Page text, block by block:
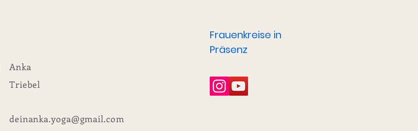
Anka
Triebel
deinanka.yoga@gmail.com
Frauenkreise in
Präsenz